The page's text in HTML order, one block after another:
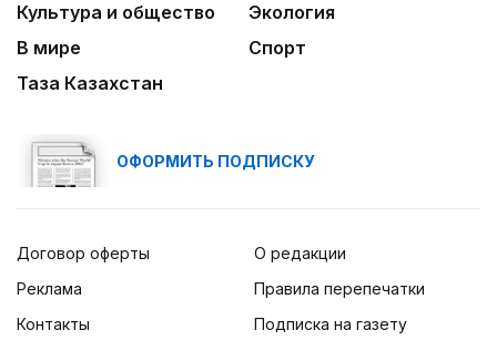
Культура и общество
Экология
В мире
Спорт
Таза Казахстан
ОФОРМИТЬ ПОДПИСКУ
Договор оферты
Реклама
Контакты
О редакции
Правила перепечатки
Подписка на газету